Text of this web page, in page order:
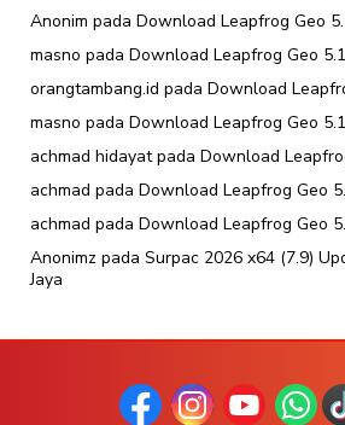
Anonim pada Download Leapfrog Geo
masno pada Download Leapfrog Geo
orangtambang.id pada Download
masno pada Download Leapfrog Geo
achmad hidayatpada Download
achmad pada Download Leapfrog Geo
achmad pada Download Leapfrog Geo
Anonimz pada Surpac 2026 x64 (7.9)
Jaya